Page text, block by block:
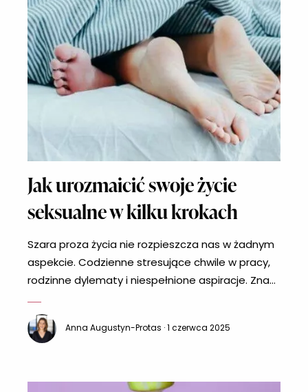
Jak urozmaicić swoje życie
seksualne w kilku krokach
Szara proza życia nie rozpieszcza nas w żadnym
aspekcie. Codzienne stresujące chwile w pracy,
rodzinne dylematy i niespełnione aspiracje. Znasz
może wkraść się nuda. Co zrobić, aby urozmaicić
te erotyczne chwile? Są na szczęście na to
Anna Augustyn-Protas · 1 czerwca 2025